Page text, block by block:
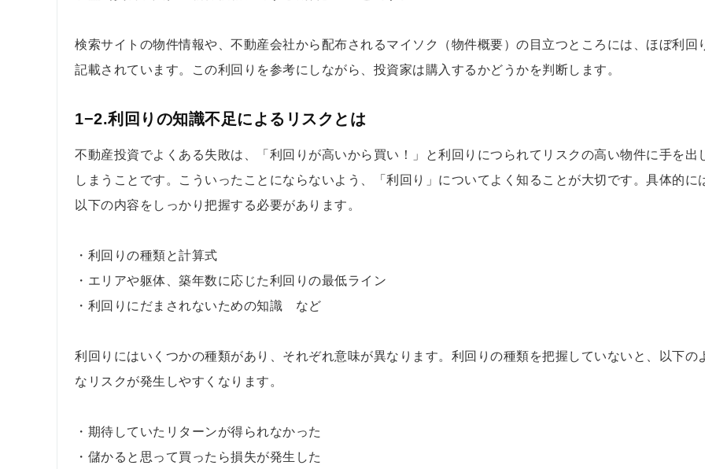
検索サイトの物件情報や、不動産会社から配布されるマイソク（物件概要）の目立つところには、ほぼ利回
記載されています。この利回りを参考にしながら、投資家は購入するかどうかを判断します。
1−2.利回りの知識不足によるリスクとは
不動産投資でよくある失敗は、「利回りが高いから買い！」と利回りにつられてリスクの高い物件に手を出
しまうことです。こういったことにならないよう、「利回り」についてよく知ることが大切です。具体的に
以下の内容をしっかり把握する必要があります。
・利回りの種類と計算式
・エリアや躯体、築年数に応じた利回りの最低ライン
・利回りにだまされないための知識 など
利回りにはいくつかの種類があり、それぞれ意味が異なります。利回りの種類を把握していないと、以下の
なリスクが発生しやすくなります。
・期待していたリターンが得られなかった
・儲かると思って買ったら損失が発生した